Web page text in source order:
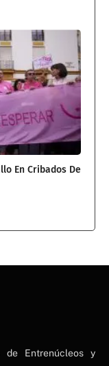
En Cribados De
Entrenúcleos y